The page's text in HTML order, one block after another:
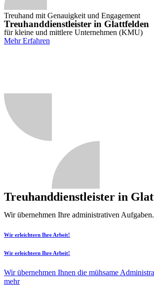
Treuhand mit Genauigkeit und Engagement
Treuhanddienstleister in Glattfelden
für kleine und mittlere Unternehmen (KMU)
Mehr Erfahren
Treuhanddienstleister in
Wir übernehmen Ihre administrativen
Wir erleichtern Ihre Arbeit!
Wir erleichtern Ihre Arbeit!
Wir übernehmen Ihnen die mühsame
mehr